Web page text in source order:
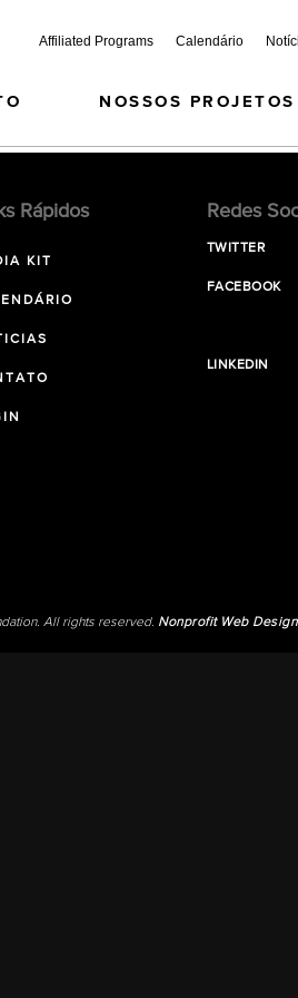
Affiliated Programs Calendário
NOSSOS PROJETOS
Rápidos
KIT
Redes
TWITTER
FACEBOOK
LINKEDIN
All rights reserved. Nonprofit Web Design